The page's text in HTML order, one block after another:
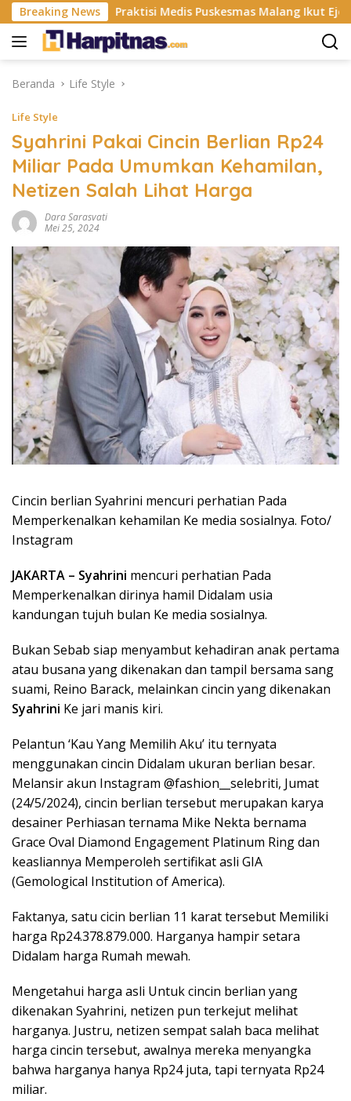
Langsung
ke
konten
Breaking NewsPraktisi Medis Puskesmas Malang Ikut Ejek Pasien
Beranda Life Style
Life Style
Syahrini Pakai Cincin Berlian Rp24
Miliar Pada Umumkan Kehamilan,
Netizen Salah Lihat Harga
Dara Sarasvati
Mei 25, 2024
Cincin berlian Syahrini mencuri perhatian Pada
Memperkenalkan kehamilan Ke media sosialnya. Foto/
Instagram
JAKARTA – Syahrini mencuri perhatian Pada
Memperkenalkan dirinya hamil Didalam usia
kandungan tujuh bulan Ke media sosialnya.
Bukan Sebab siap menyambut kehadiran anak pertama
atau busana yang dikenakan dan tampil bersama sang
suami, Reino Barack, melainkan cincin yang dikenakan
Syahrini Ke jari manis kiri.
Pelantun ‘Kau Yang Memilih Aku’ itu ternyata
menggunakan cincin Didalam ukuran berlian besar.
Melansir akun Instagram @fashion__selebriti, Jumat
(24/5/2024), cincin berlian tersebut merupakan karya
desainer Perhiasan ternama Mike Nekta bernama
Grace Oval Diamond Engagement Platinum Ring dan
keasliannya Memperoleh sertifikat asli GIA
(Gemological Institution of America).
Faktanya, satu cicin berlian 11 karat tersebut Memiliki
harga Rp24.378.879.000. Harganya hampir setara
Didalam harga Rumah mewah.
Mengetahui harga asli Untuk cincin berlian yang
dikenakan Syahrini, netizen pun terkejut melihat
harganya. Justru, netizen sempat salah baca melihat
harga cincin tersebut, awalnya mereka menyangka
bahwa harganya hanya Rp24 juta, tapi ternyata Rp24
miliar.